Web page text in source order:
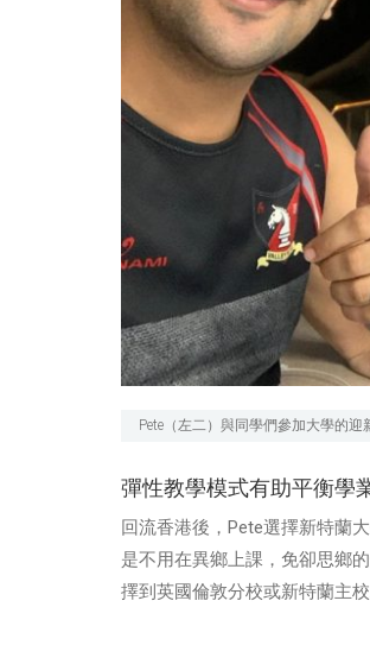
Pete（左二）與同學們參加大學的迎
彈性教學模式有助平衡學
回流香港後，Pete選擇新特蘭
是不用在異鄉上課，免卻思鄉
擇到英國倫敦分校或新特蘭主